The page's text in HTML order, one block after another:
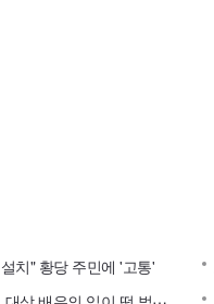
치" 황당 주민에 '고통'
이
러니 한예종 10학번 여신⋯김고은, 대상 배우의 입이 떡 벌어지는 실물 미모 [엔터포커싱]